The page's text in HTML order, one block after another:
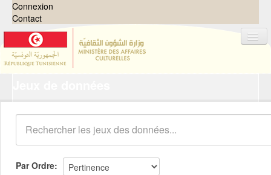
Connexion
Contact
Organisations
Groupes
Demandes 0
À propos
Par Ordre